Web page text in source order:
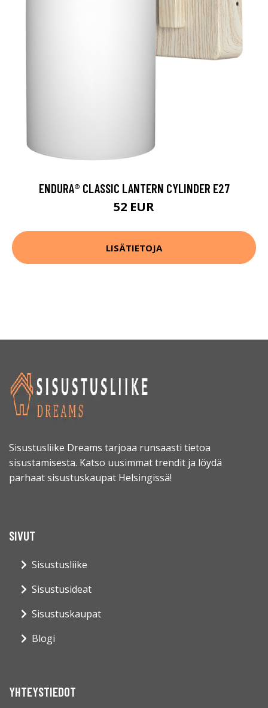
ENDURA® CLASSIC LANTERN CYLINDER E27
52 EUR
LISÄTIETOJA
Sisustusliike Dreams tarjoaa runsaasti tietoa
sisustamisesta. Katso uusimmat trendit ja löydä
parhaat sisustuskaupat Helsingissä!
SIVUT
Sisustusliike
Sisustusideat
Sisustuskaupat
Blogi
YHTEYSTIEDOT